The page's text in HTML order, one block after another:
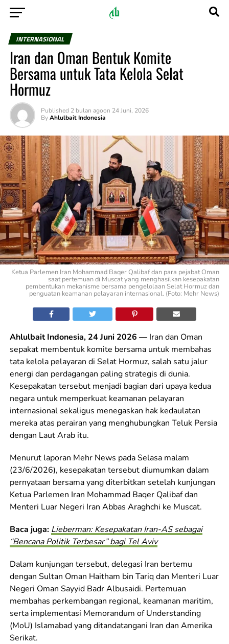
INTERNASIONAL
Iran dan Oman Bentuk Komite
Bersama untuk Tata Kelola Selat
Hormuz
Published 2 bulan agoon 24 Juni, 2026
By Ahlulbait Indonesia
Ketua Parlemen Iran Mohammad Baqer Qalibaf dan para pejabat Oman
saat pertemuan di Muscat yang menghasilkan kesepakatan
pembentukan mekanisme bersama pengelolaan Selat Hormuz dan
penguatan keamanan pelayaran internasional. (Foto: Mehr News)
Ahlulbait Indonesia, 24 Juni 2026 — Iran dan Oman
sepakat membentuk komite bersama untuk membahas
tata kelola pelayaran di Selat Hormuz, salah satu jalur
energi dan perdagangan paling strategis di dunia.
Kesepakatan tersebut menjadi bagian dari upaya kedua
negara untuk memperkuat keamanan pelayaran
internasional sekaligus menegaskan hak kedaulatan
mereka atas perairan yang menghubungkan Teluk Persia
dengan Laut Arab itu.
Menurut laporan Mehr News pada Selasa malam
(23/6/2026), kesepakatan tersebut diumumkan dalam
pernyataan bersama yang diterbitkan setelah kunjungan
Ketua Parlemen Iran Mohammad Baqer Qalibaf dan
Menteri Luar Negeri Iran Abbas Araghchi ke Muscat.
Baca juga: Lieberman: Kesepakatan Iran-AS sebagai
“Bencana Politik Terbesar” bagi Tel Aviv
Dalam kunjungan tersebut, delegasi Iran bertemu
dengan Sultan Oman Haitham bin Tariq dan Menteri Luar
Negeri Oman Sayyid Badr Albusaidi. Pertemuan
membahas perkembangan regional, keamanan maritim,
serta implementasi Memorandum of Understanding
(MoU) Islamabad yang ditandatangani Iran dan Amerika
Serikat.